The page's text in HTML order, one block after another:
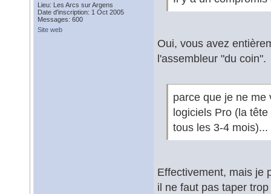
Lieu: Les Arcs sur Argens
Date d'inscription: 1 Oct 2005
Messages: 600
Site web
Oui, vous avez
l'assembleur "du coin".
parce que je ne me
logiciels Pro (la
tous les 3-4 mois)...
Effectivement, mais je
il ne faut pas taper